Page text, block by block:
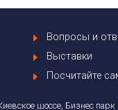
Вопросы и
Выставки
Посчитайте
шоссе, Бизнес